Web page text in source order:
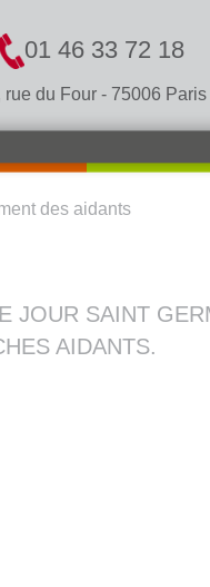
01 46 33 72 18
rue du Four - 75006 Paris
des aidants
JOUR SAINT
AIDANTS.